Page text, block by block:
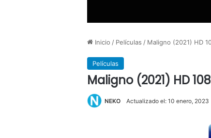
Inicio / Películas / Maligno (2021) HD
Películas
Maligno (2021) HD
NEKO Actualizado el: 10 enero, 2023